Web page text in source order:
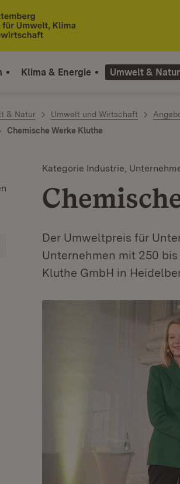
Klima & Energie Umwelt & Natur
& Natur Umwelt und Wirtschaft
Chemische Werke Kluthe
Kategorie Industrie,
Der Umweltpreis für
Unternehmen mit 250
Kluthe GmbH in